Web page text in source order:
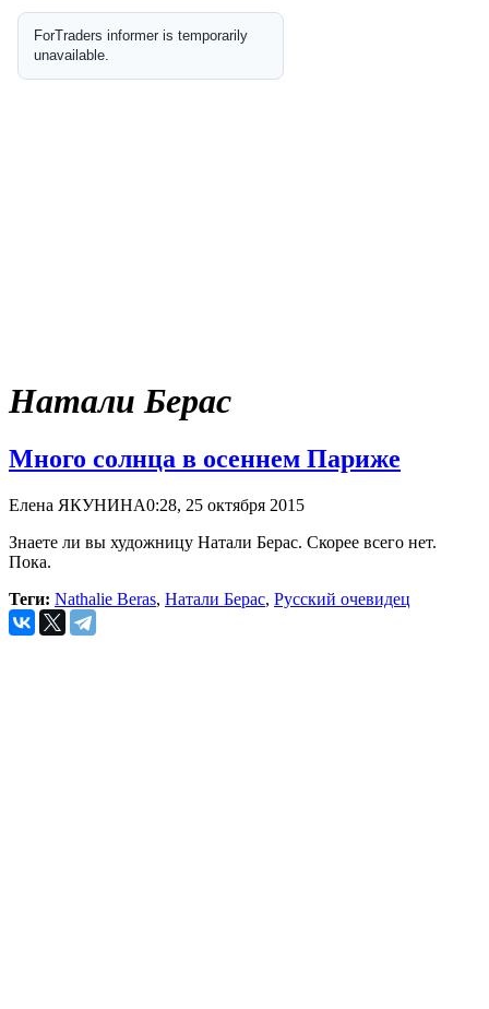
Натали Берас
Много солнца в осеннем Париже
Елена ЯКУНИНА0:28, 25 октября 2015
Знаете ли вы художницу Натали Берас. Скорее всего нет.
Пока.
Теги: Nathalie Beras, Натали Берас, Русский очевидец